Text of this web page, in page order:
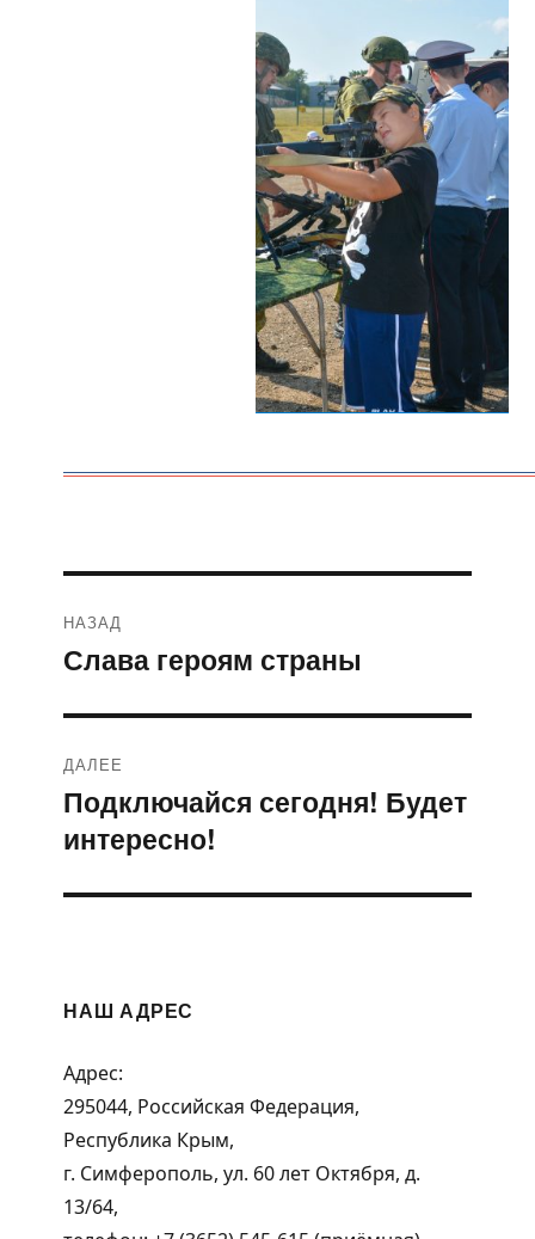
по
НАЗАД
Предыдущая
Слава героям страны
ДАЛЕЕ
Следующая
запись:
Подключайся сегодня! Будет
интересно!
НАШ АДРЕС
Адрес:
295044, Российская Федерация,
Республика Крым,
г. Симферополь, ул. 60 лет Октября, д.
13/64,